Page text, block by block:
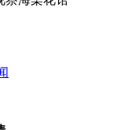
戴耳机上网遭雷击身亡